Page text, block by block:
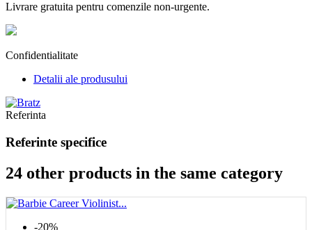
Livrare gratuita pentru comenzile non-urgente.
Confidentialitate
Detalii ale produsului
Referinta
Referinte specifice
24 other products in the same category
-20%